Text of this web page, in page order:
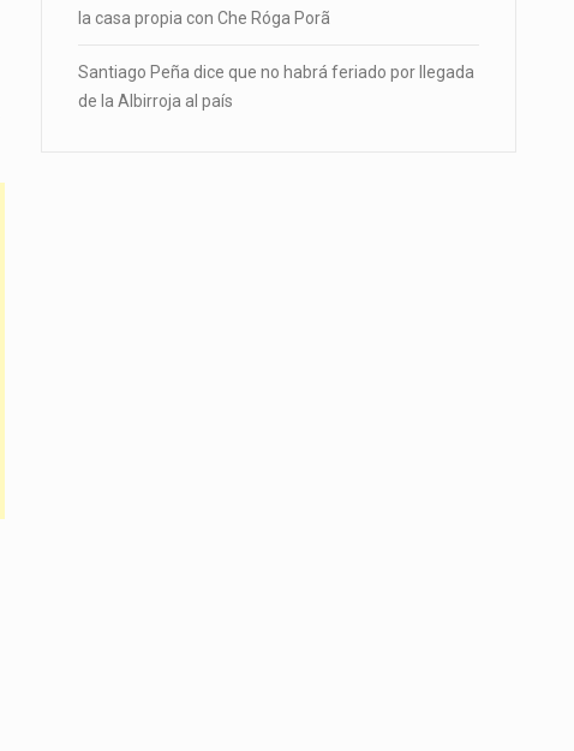
la casa propia con Che Róga Porã
Santiago Peña dice que no habrá feriado por llegada
de la Albirroja al país